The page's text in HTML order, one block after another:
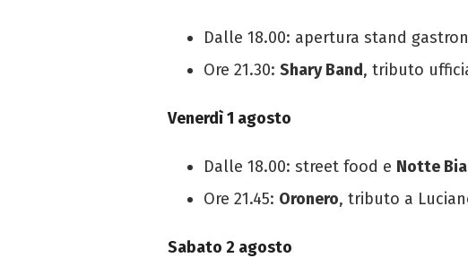
Dalle 18.00: apertura stand
Ore 21.30: Shary Band, tributo
Venerdì 1 agosto
Dalle 18.00: street food e Notte
Ore 21.45: Oronero, tributo a
Sabato 2 agosto